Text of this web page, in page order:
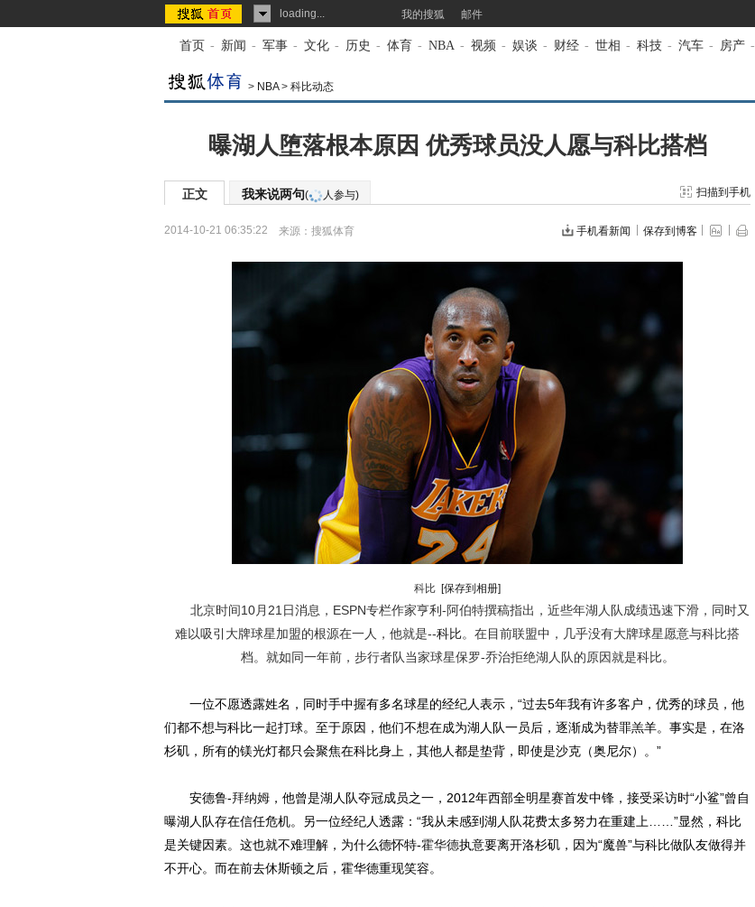
loading... 我的搜狐 邮件
首页 - 新闻 - 军事 - 文化 - 历史 - 体育 - NBA - 视频 - 娱谈 - 财经 - 世相 - 科技 - 汽车 - 房产 -
> NBA> 科比动态
曝湖人堕落根本原因 优秀球员没人愿与科比搭档
正文 我来说两句( 人参与) 扫描到手机
2014-10-21 06:35:22 来源： 搜狐体育 手机看新闻 保存到博客
科比 [保存到相册]
北京时间10月21日消息，ESPN专栏作家亨利-阿伯特撰稿指出，近些年湖人队成绩迅速下滑，同时又
难以吸引大牌球星加盟的根源在一人，他就是--科比。在目前联盟中，几乎没有大牌球星愿意与科比搭
档。就如同一年前，步行者队当家球星保罗-乔治拒绝湖人队的原因就是科比。
一位不愿透露姓名，同时手中握有多名球星的经纪人表示，“过去5年我有许多客户，优秀的球员，他
们都不想与科比一起打球。至于原因，他们不想在成为湖人队一员后，逐渐成为替罪羔羊。事实是，在洛
杉矶，所有的镁光灯都只会聚焦在科比身上，其他人都是垫背，即使是沙克（奥尼尔）。”
安德鲁-拜纳姆 ，他曾是湖人队夺冠成员之一，2012年西部全明星赛首发中锋，接受采访时“小鲨”曾自
曝湖人队存在信任危机。另一位经纪人透露：“我从未感到湖人队花费太多努力在重建上……”显然，科比
是关键因素。这也就不难理解，为什么德怀特-霍华德执意要离开洛杉矶，因为“魔兽”与科比做队友做得并
不开心。而在前去休斯顿之后，霍华德重现笑容。